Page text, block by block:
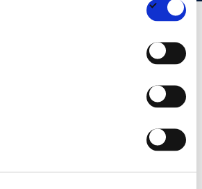
der Zeit, die
zu gestalten.
richtigen Job kann müßig sein. Bei
sein, dass wir alles tun, um Sie in